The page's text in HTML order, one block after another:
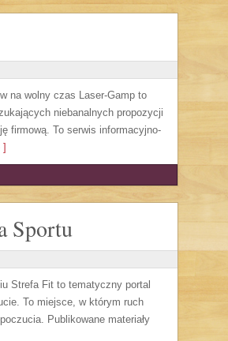
na wolny czas Laser-Gamp to
niebanalnych propozycji
firmową. To serwis informacyjno-
]
Sportu
Strefa Fit to tematyczny portal
To miejsce, w którym ruch
Publikowane materiały